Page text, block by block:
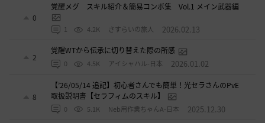
0
覚醒メグ スキル紹介＆簡易コンボ集 Vol.1 メイン武器編
1 4.2K さすらいの旅人 2026.02.13
2
覚醒WTから伝承に切り替えた際の所感
0 4.5K アイシャハル-日本 2026.01.02
8
【’26/05/14 追記】初心者さんでも簡単！光セラさんのPvE
取扱説明書【セラフィムのスキル】
0 5.1K Neb用作業ちゃんA-日本 2025.12.30